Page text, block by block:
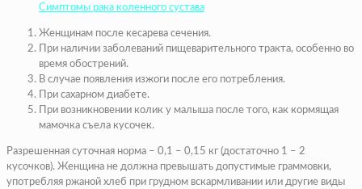
Симптомы рака коленного сустава
Женщинам после кесарева сечения.
При наличии заболеваний пищеварительного тракта, особенно во
время обострений.
В случае появления изжоги после его потребления.
При сахарном диабете.
При возникновении колик у малыша после того, как кормящая
мамочка съела кусочек.
Разрешенная суточная норма – 0,1 – 0,15 кг (достаточно 1 – 2
кусочков). Женщина не должна превышать допустимые граммовки,
употребляя ржаной хлеб при грудном вскармливании или другие виды